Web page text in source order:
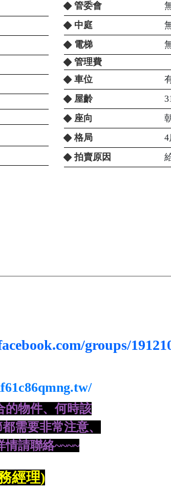
管委會
中庭
電梯
管理費
車位
屋齡
座向
格局
拍賣原因
groups/
的物件、何時該
需要非常注意、
請聯絡~~~~
經理)